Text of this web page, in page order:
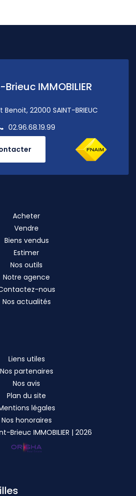
IMMOBILIER
Benoit, 22000 SAINT-BRIEUC
02.96.68.19.99
Acheter
Vendre
Biens vendus
Estimer
Nos outils
Notre agence
nous
Nos actualités
Liens utiles
Nos partenaires
Nos avis
Plan du site
légales
Nos honoraires
Brieuc IMMOBILIER | 2026